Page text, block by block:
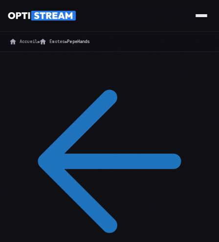
Accueil» Émotes»PepeHands